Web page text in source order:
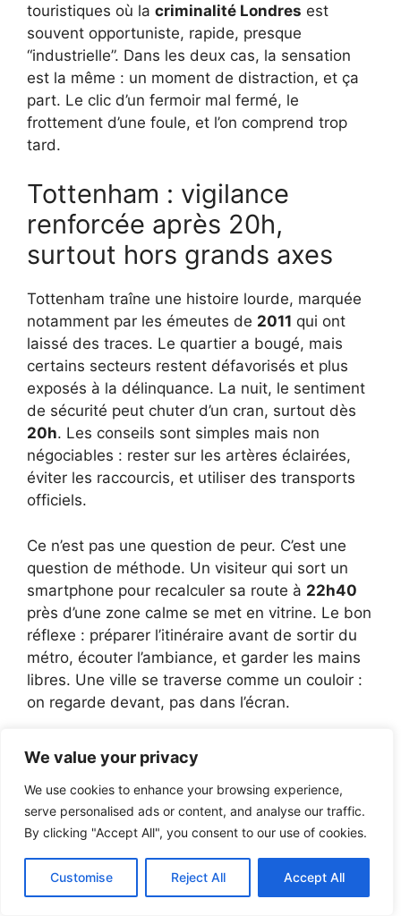
We value your privacy
We use cookies to enhance your browsing experience,
serve personalised ads or content, and analyse our traffic.
By clicking "Accept All", you consent to our use of cookies.
Customise Reject All Accept All
touristiques où la criminalité Londres est
souvent opportuniste, rapide, presque
“industrielle”. Dans les deux cas, la sensation
est la même : un moment de distraction, et ça
part. Le clic d’un fermoir mal fermé, le
frottement d’une foule, et l’on comprend trop
tard.
Tottenham : vigilance
renforcée après 20h,
surtout hors grands axes
Tottenham traîne une histoire lourde, marquée
notamment par les émeutes de 2011 qui ont
laissé des traces. Le quartier a bougé, mais
certains secteurs restent défavorisés et plus
exposés à la délinquance. La nuit, le sentiment
de sécurité peut chuter d’un cran, surtout dès
20h. Les conseils sont simples mais non
négociables : rester sur les artères éclairées,
éviter les raccourcis, et utiliser des transports
officiels.
Ce n’est pas une question de peur. C’est une
question de méthode. Un visiteur qui sort un
smartphone pour recalculer sa route à 22h40
près d’une zone calme se met en vitrine. Le bon
réflexe : préparer l’itinéraire avant de sortir du
métro, écouter l’ambiance, et garder les mains
libres. Une ville se traverse comme un couloir :
on regarde devant, pas dans l’écran.
Camden : marché mythique,
pickpockets très actifs
Camden est un aimant à touristes. Le week-
une matière dense, une foule qui colle, qui
pousse, qui couvre les bruits. C’est précisément